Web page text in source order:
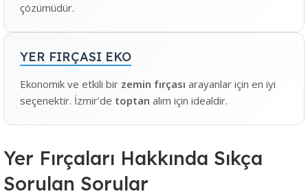
çözümüdür.
YER FIRÇASI EKO
Ekonomik ve etkili bir zemin fırçası arayanlar için en iyi
seçenektir. İzmir’de toptan alım için idealdir.
Yer Fırçaları Hakkında Sıkça
Sorulan Sorular